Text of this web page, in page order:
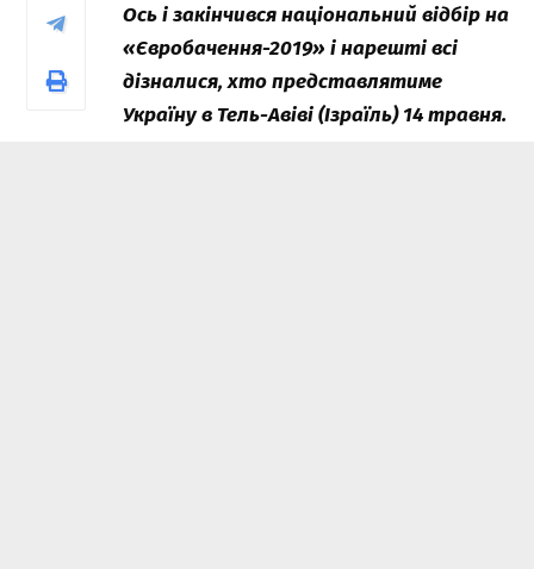
Ось і закінчився національний відбір на
«Євробачення-2019» і нарешті всі
дізналися, хто представлятиме
Україну в Тель-Авіві (Ізраїль) 14 травня.